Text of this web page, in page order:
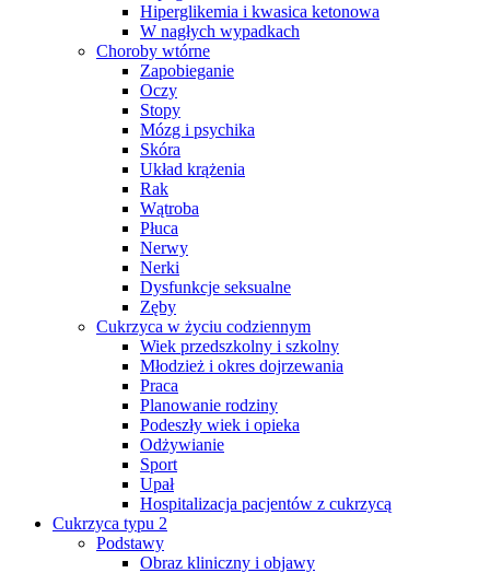
Hiperglikemia i kwasica ketonowa
W nagłych wypadkach
Choroby wtórne
Zapobieganie
Oczy
Stopy
Mózg i psychika
Skóra
Układ krążenia
Rak
Wątroba
Płuca
Nerwy
Nerki
Dysfunkcje seksualne
Zęby
Cukrzyca w życiu codziennym
Wiek przedszkolny i szkolny
Młodzież i okres dojrzewania
Praca
Planowanie rodziny
Podeszły wiek i opieka
Odżywianie
Sport
Upał
Hospitalizacja pacjentów z cukrzycą
Cukrzyca typu 2
Podstawy
Obraz kliniczny i objawy